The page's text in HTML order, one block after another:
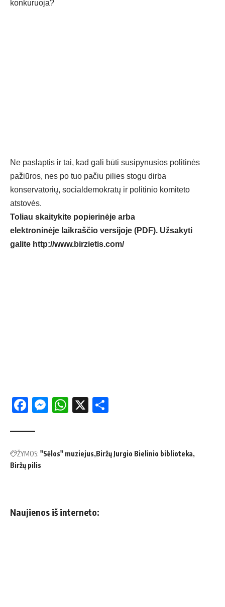
konkuruoja?
Ne paslaptis ir tai, kad gali būti susipynusios politinės
pažiūros, nes po tuo pačiu pilies stogu dirba
konservatorių, socialdemokratų ir politinio komiteto
atstovės.
Toliau skaitykite popierinėje arba
elektroninėje laikraščio versijoje (PDF). Užsakyti
galite http://www.birzietis.com/
Facebook
Messenger
WhatsApp
X
ŽYMOS: "Sėlos" muziejus Biržų Jurgio Bielinio biblioteka
Biržų pilis
Naujienos iš interneto: